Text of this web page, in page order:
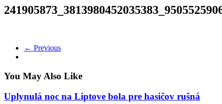
← Previous
You May Also Like
Uplynulá noc na Liptove bola pre hasičov rušná